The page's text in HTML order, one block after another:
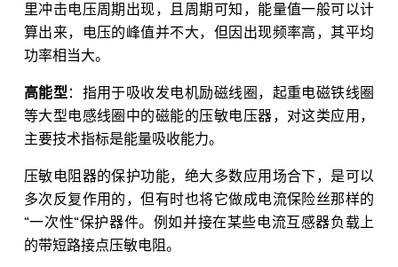
里冲击电压周期出现，且周期可知，能量值一般可以计
算出来，电压的峰值并不大，但因出现频率高，其平均
功率相当大。
高能型 ：指用于吸收发电机励磁线圈，起重电磁铁线圈
等大型电感线圈中的磁能的压敏电压器，对这类应用，
主要技术指标是能量吸收能力。
压敏电阻器的保护功能，绝大多数应用场合下，是可以
多次反复作用的，但有时也将它做成电流保险丝那样的
“一次性“保护器件。例如并接在某些电流互感器负载上
的带短路接点压敏电阻。